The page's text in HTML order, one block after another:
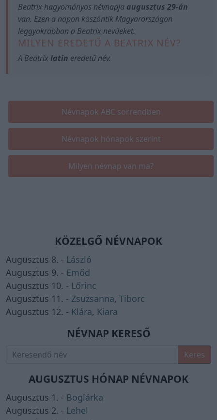
Beatrix hagyományos névnapja augusztus 29-án
van. Ezen a napon köszöntik Magyarországon
leggyakrabban a Beatrix nevűeket.
MILYEN EREDETŰ A BEATRIX NÉV?
A Beatrixlatin eredetű név.
Névnapok ABC sorrendben
Névnapok hónapok szerint
Milyen névnap van ma?
KÖZELGŐ NÉVNAPOK
Augusztus 8. - László
Augusztus 9. - Emőd
Augusztus 10. - Lőrinc
Augusztus 11. - Zsuzsanna, Tiborc
Augusztus 12. - Klára, Kiara
NÉVNAP KERESŐ
Keres
AUGUSZTUS HÓNAP NÉVNAPOK
Augusztus 1. - Boglárka
Augusztus 2. - Lehel